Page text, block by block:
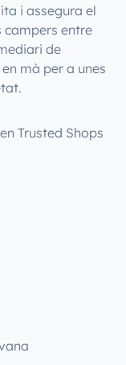
i assegura el
campers entre
de
mà per a unes
Trusted Shops